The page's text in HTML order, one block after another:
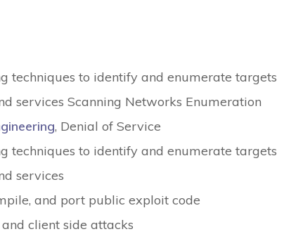
techniques to identify and enumerate targets
services Scanning Networks Enumeration
, Denial of Service
techniques to identify and enumerate targets
services
and port public exploit code
client side attacks